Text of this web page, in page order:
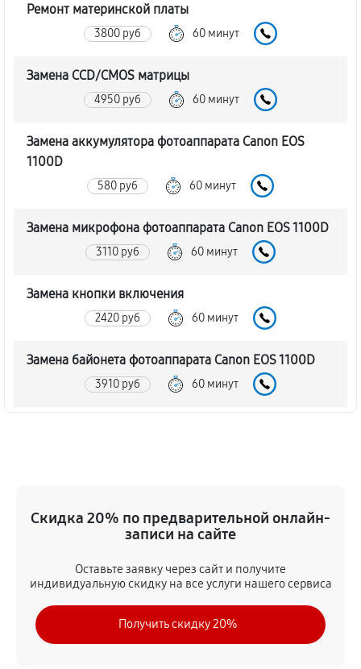
Ремонт материнской платы
3800 руб 60 минут
Замена CCD/CMOS матрицы
4950 руб 60 минут
Замена аккумулятора фотоаппарата Canon EOS
1100D
580 руб 60 минут
Замена микрофона фотоаппарата Canon EOS 1100D
3110 руб 60 минут
Замена кнопки включения
2420 руб 60 минут
Замена байонета фотоаппарата Canon EOS 1100D
3910 руб 60 минут
4490 руб 60 минут
4370 руб 60 минут
Замена материнской платы
3800 руб 60 минут
Скидка 20% по предварительной онлайн-
записи на сайте
Оставьте заявку через сайт и получите
индивидуальную скидку на все услуги нашего сервиса
Получить скидку 20%